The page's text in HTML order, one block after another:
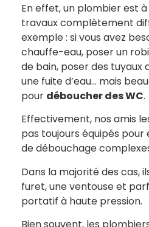
En effet, un plombier est
travaux complètement
exemple : si vous avez
chauffe-eau, poser un
de bain, poser des
une fuite d’eau… mais
pour déboucher des WC.
Effectivement, nos amis
pas toujours équipés
de débouchage
Dans la majorité des cas,
furet, une ventouse et
portatif à haute pression.